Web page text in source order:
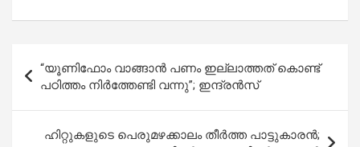
navigation
“യൂണിഫോം വാങ്ങാൻ പണം ഇല്ലാത്തത് കൊണ്ട്
പഠിത്തം നിർത്തേണ്ടി വന്നു”; ഇന്ദ്രൻസ്
ഹിറ്റുകളുടെ പെരുമഴക്കാലം തീർത്ത പാട്ടുകാരൻ;